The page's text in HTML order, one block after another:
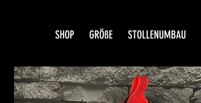
SHOP GRÖßE STOLLENUMBAU